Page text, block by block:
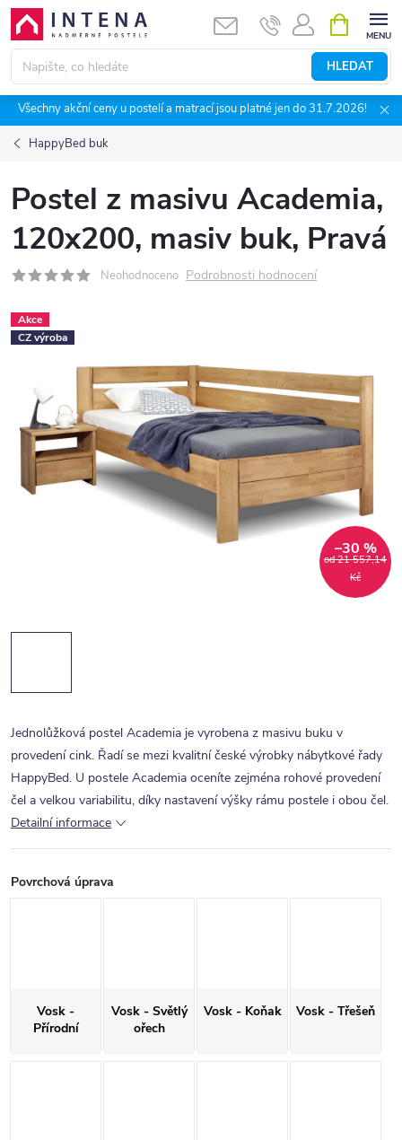
Přejít
obsah
HLEDAT
NÁKUPNÍ
KOŠÍK
Všechny akční ceny u postelí a matrací jsou platné jen do 31.7.2026!
HappyBed buk
Postel z masivu Academia,
120x200, masiv buk, Pravá
Neohodnoceno Podrobnosti hodnocení
Akce
CZ výroba
od 21 557,14
Kč
–30 %
Jednolůžková postel Academia je vyrobena z masivu buku v
provedení cink. Řadí se mezi kvalitní české výrobky nábytkové řady
HappyBed. U postele Academia oceníte zejména rohové provedení
čel a velkou variabilitu, díky nastavení výšky rámu postele i obou čel.
Detailní informace
Povrchová úprava
Vosk -
Přírodní
Vosk - Světlý
ořech
Vosk - Koňak Vosk - Třešeň